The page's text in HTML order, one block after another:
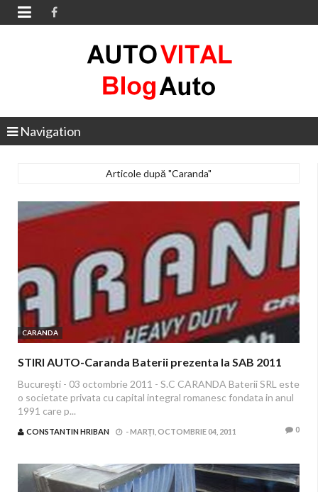

Navigation
Articole după "Caranda"
CARANDA
STIRI AUTO-Caranda Baterii prezenta la SAB 2011
Bucureşti - 03 octombrie 2011 - S.C CARANDA Baterii SRL este
o societate privata cu capital integral romanesc fondata in anul
1991 care p...
CONSTANTIN HRIBAN -MARȚI, OCTOMBRIE 04, 2011 0